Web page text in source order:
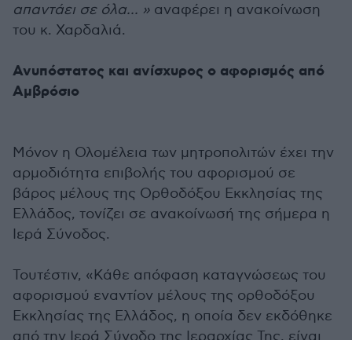
απαντάει σε όλα... » αναφέρει η ανακοίνωση
του κ. Χαρδαλιά.
Ανυπόστατος και ανίσχυρος ο αφορισμός από
Αμβρόσιο
Μόνον η Ολομέλεια των μητροπολιτών έχει την
αρμοδιότητα επιβολής του αφορισμού σε
βάρος μέλους της Ορθοδόξου Εκκλησίας της
Ελλάδος, τονίζει σε ανακοίνωσή της σήμερα η
Ιερά Σύνοδος.
Τουτέστιν, «Κάθε απόφαση καταγνώσεως του
αφορισμού εναντίον μέλους της ορθοδόξου
Εκκλησίας της Ελλάδος, η οποία δεν εκδόθηκε
από την Ιερά Σύνοδο της Ιεραρχίας Της, είναι